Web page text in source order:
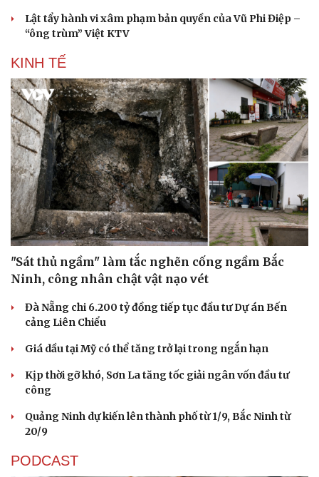
Lật tẩy hành vi xâm phạm bản quyền của Vũ Phi Điệp –
“ông trùm” Việt KTV
KINH TẾ
"Sát thủ ngầm" làm tắc nghẽn cống ngầm Bắc
Ninh, công nhân chật vật nạo vét
Đà Nẵng chi 6.200 tỷ đồng tiếp tục đầu tư Dự án Bến
cảng Liên Chiểu
Giá dầu tại Mỹ có thể tăng trở lại trong ngắn hạn
Kịp thời gỡ khó, Sơn La tăng tốc giải ngân vốn đầu tư
công
Quảng Ninh dự kiến lên thành phố từ 1/9, Bắc Ninh từ
20/9
PODCAST